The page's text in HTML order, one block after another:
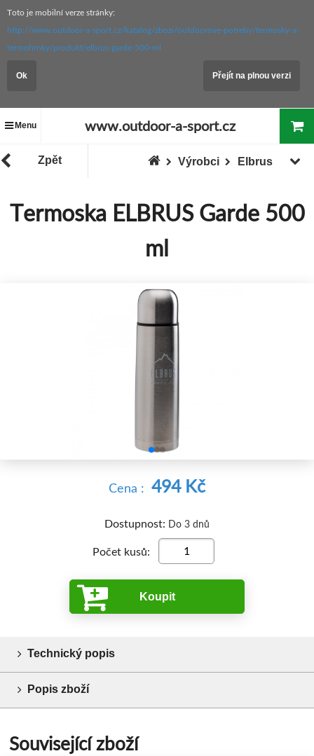
Toto je mobilní verze stránky:
http://www.outdoor-a-sport.cz/katalog/zbozi/outdoorove-potreby/termosky-a-
termohrnky/produkt/elbrus-garde-500-ml
Ok Přejít na plnou verzi
Menu www.outdoor-a-sport.cz
Zpět Elbrus
Výrobci
Termoska ELBRUS Garde 500
ml
Cena : 494 Kč
Dostupnost: Do 3 dnů
Počet kusů:
Koupit
Technický popis
Popis zboží
Související zboží